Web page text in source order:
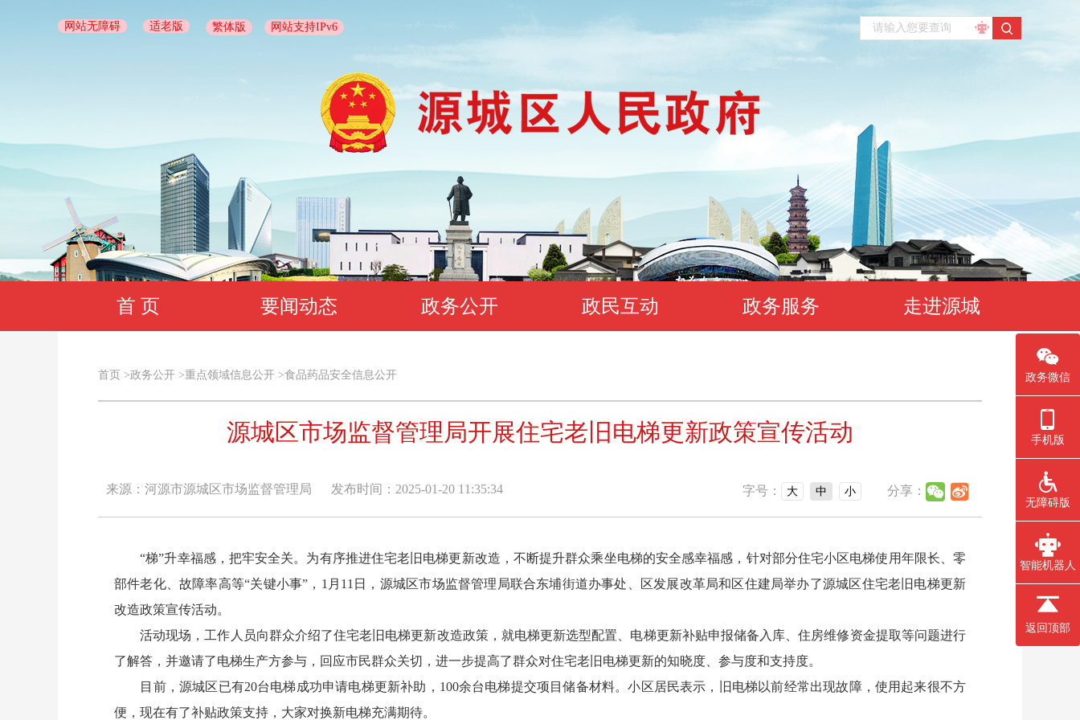
网站无障碍 适老版 繁体版 网站支持IPv6
首 页 要闻动态 政务公开 政民互动 政务服务 走进源城
首页 >政务公开 >重点领域信息公开 >食品药品安全信息公开
源城区市场监督管理局开展住宅老旧电梯更新政策宣传活动
来源：河源市源城区市场监督管理局 发布时间：2025-01-20 11:35:34 字号： 大 中 小 分享：
“梯”升幸福感，把牢安全关。为有序推进住宅老旧电梯更新改造，不断提升群众乘坐电梯的安全感幸福感，针对部分住宅小区电梯使用年限长、零
部件老化、故障率高等“关键小事”，1月11日，源城区市场监督管理局联合东埔街道办事处、区发展改革局和区住建局举办了源城区住宅老旧电梯更新
改造政策宣传活动。
活动现场，工作人员向群众介绍了住宅老旧电梯更新改造政策，就电梯更新选型配置、电梯更新补贴申报储备入库、住房维修资金提取等问题进行
了解答，并邀请了电梯生产方参与，回应市民群众关切，进一步提高了群众对住宅老旧电梯更新的知晓度、参与度和支持度。
目前，源城区已有20台电梯成功申请电梯更新补助，100余台电梯提交项目储备材料。小区居民表示，旧电梯以前经常出现故障，使用起来很不方
便，现在有了补贴政策支持，大家对换新电梯充满期待。
政务微信
手机版
无障碍版
智能机器人
返回顶部